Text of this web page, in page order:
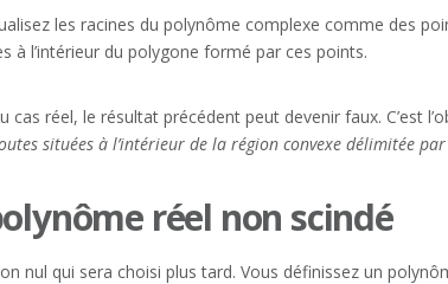
les racines du polynôme complexe comme des
à l’intérieur du polygone formé par ces points.
cas réel, le résultat précédent peut devenir faux. C’est
situées à l’intérieur de la région convexe délimitée
réel non scindé
nul qui sera choisi plus tard. Vous définissez un